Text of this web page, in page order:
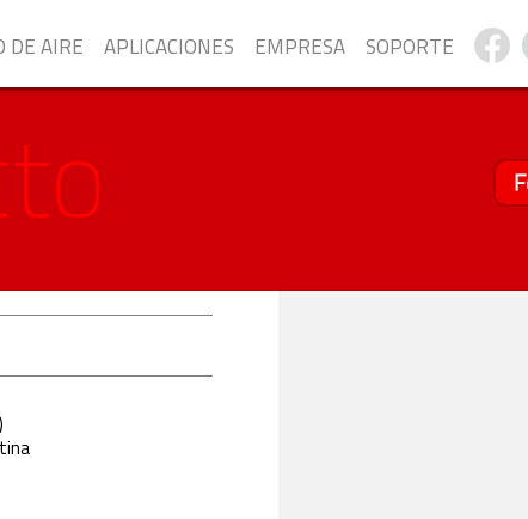
DE AIRE APLICACIONES EMPRESA SOPORTE